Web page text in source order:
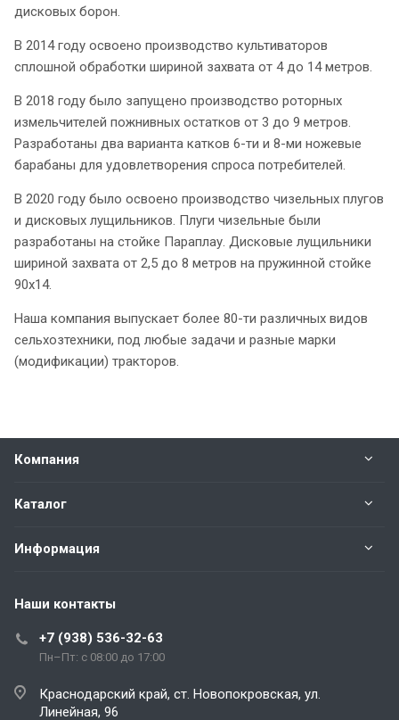
дисковых борон.
В 2014 году освоено производство культиваторов
сплошной обработки шириной захвата от 4 до 14 метров.
В 2018 году было запущено производство роторных
измельчителей пожнивных остатков от 3 до 9 метров.
Разработаны два варианта катков 6-ти и 8-ми ножевые
барабаны для удовлетворения спроса потребителей.
В 2020 году было освоено производство чизельных плугов
и дисковых лущильников. Плуги чизельные были
разработаны на стойке Параплау. Дисковые лущильники
шириной захвата от 2,5 до 8 метров на пружинной стойке
90х14.
Наша компания выпускает более 80-ти различных видов
сельхозтехники, под любые задачи и разные марки
(модификации) тракторов.
Компания
Каталог
Информация
Наши контакты
+7 (938) 536-32-63
Пн–Пт: с 08:00 до 17:00
Краснодарский край, ст. Новопокровская, ул.
Линейная, 96